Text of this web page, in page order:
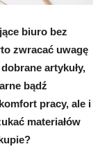
biuro bez
zwracać uwagę
artykuły,
bądź
pracy, ale i
materiałów